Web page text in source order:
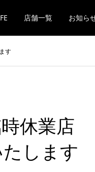
店舗一覧 お知ら
す
休業店
します